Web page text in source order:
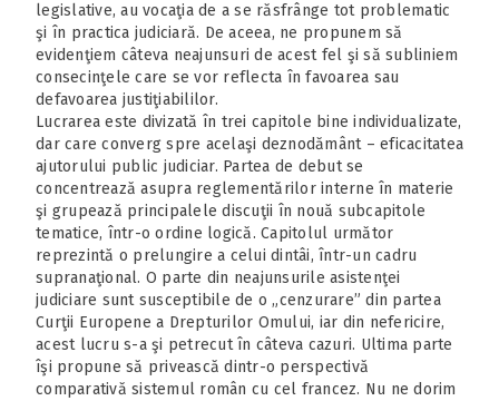
legislative, au vocaţia de a se răsfrânge tot problematic
şi în practica judiciară. De aceea, ne propunem să
evidenţiem câteva neajunsuri de acest fel şi să subliniem
consecinţele care se vor reflecta în favoarea sau
defavoarea justiţiabililor.
Lucrarea este divizată în trei capitole bine individualizate,
dar care converg spre acelaşi deznodământ – eficacitatea
ajutorului public judiciar. Partea de debut se
concentrează asupra reglementărilor interne în materie
şi grupează principalele discuţii în nouă subcapitole
tematice, într-o ordine logică. Capitolul următor
reprezintă o prelungire a celui dintâi, într-un cadru
supranaţional. O parte din neajunsurile asistenţei
judiciare sunt susceptibile de o „cenzurare” din partea
Curţii Europene a Drepturilor Omului, iar din nefericire,
acest lucru s-a şi petrecut în câteva cazuri. Ultima parte
îşi propune să privească dintr-o perspectivă
comparativă sistemul român cu cel francez. Nu ne dorim